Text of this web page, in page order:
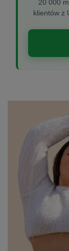
20 000
klientów z